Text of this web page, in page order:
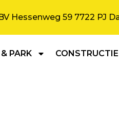
Hessenweg 59 7722 PJ
PARK CONSTRUCTIE